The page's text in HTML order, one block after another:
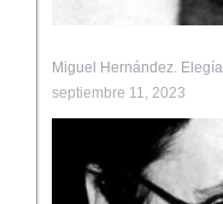
Miguel Hernández. Elegía.
septiembre 11, 2023